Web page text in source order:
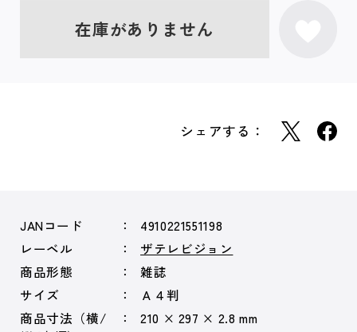
在庫がありません
シェアする：
JANコード
4910221551198
レーベル
ザテレビジョン
商品形態
雑誌
サイズ
Ａ４判
商品寸法（横/
210 × 297 × 2.8 mm